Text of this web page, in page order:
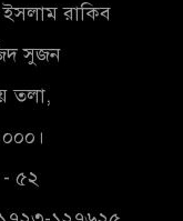
অধ্যায়
স্থিতিশীল
সময়
ইসলাম রাকিব
সুজন
তলা,
- ৫২